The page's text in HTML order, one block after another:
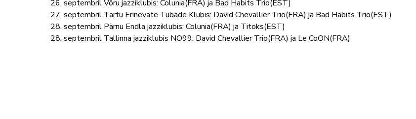
26. septembril Võru jazziklubis: Colunia(FRA) ja Bad Habits Trio(EST)
27. septembril Tartu Erinevate Tubade Klubis: David Chevallier Trio(FRA) ja Bad Habits Trio(EST)
28. septembril Pärnu Endla jazziklubis: Colunia(FRA) ja Titoks(EST)
28. septembril Tallinna jazziklubis NO99: David Chevallier Trio(FRA) ja Le CoON(FRA)